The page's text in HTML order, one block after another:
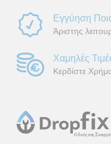
Εγγύηση
Άριστης
Χαμηλές
Κερδίστε